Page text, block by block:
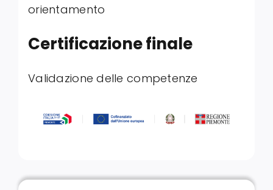
orientamento
Certificazione finale
Validazione delle competenze